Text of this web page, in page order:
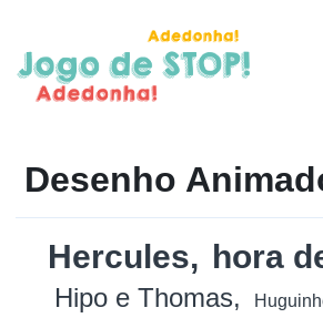
Desenho
Hercules hora
Hipo e Thomas